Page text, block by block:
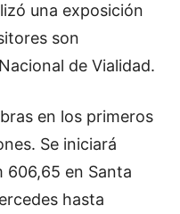
una exposición
son
de Vialidad.
en los primeros
Se iniciará
606,65 en Santa
hasta